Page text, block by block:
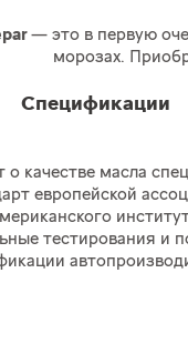
— это в первую
морозах.
Спецификации
о качестве масла
европейской
тестирования и